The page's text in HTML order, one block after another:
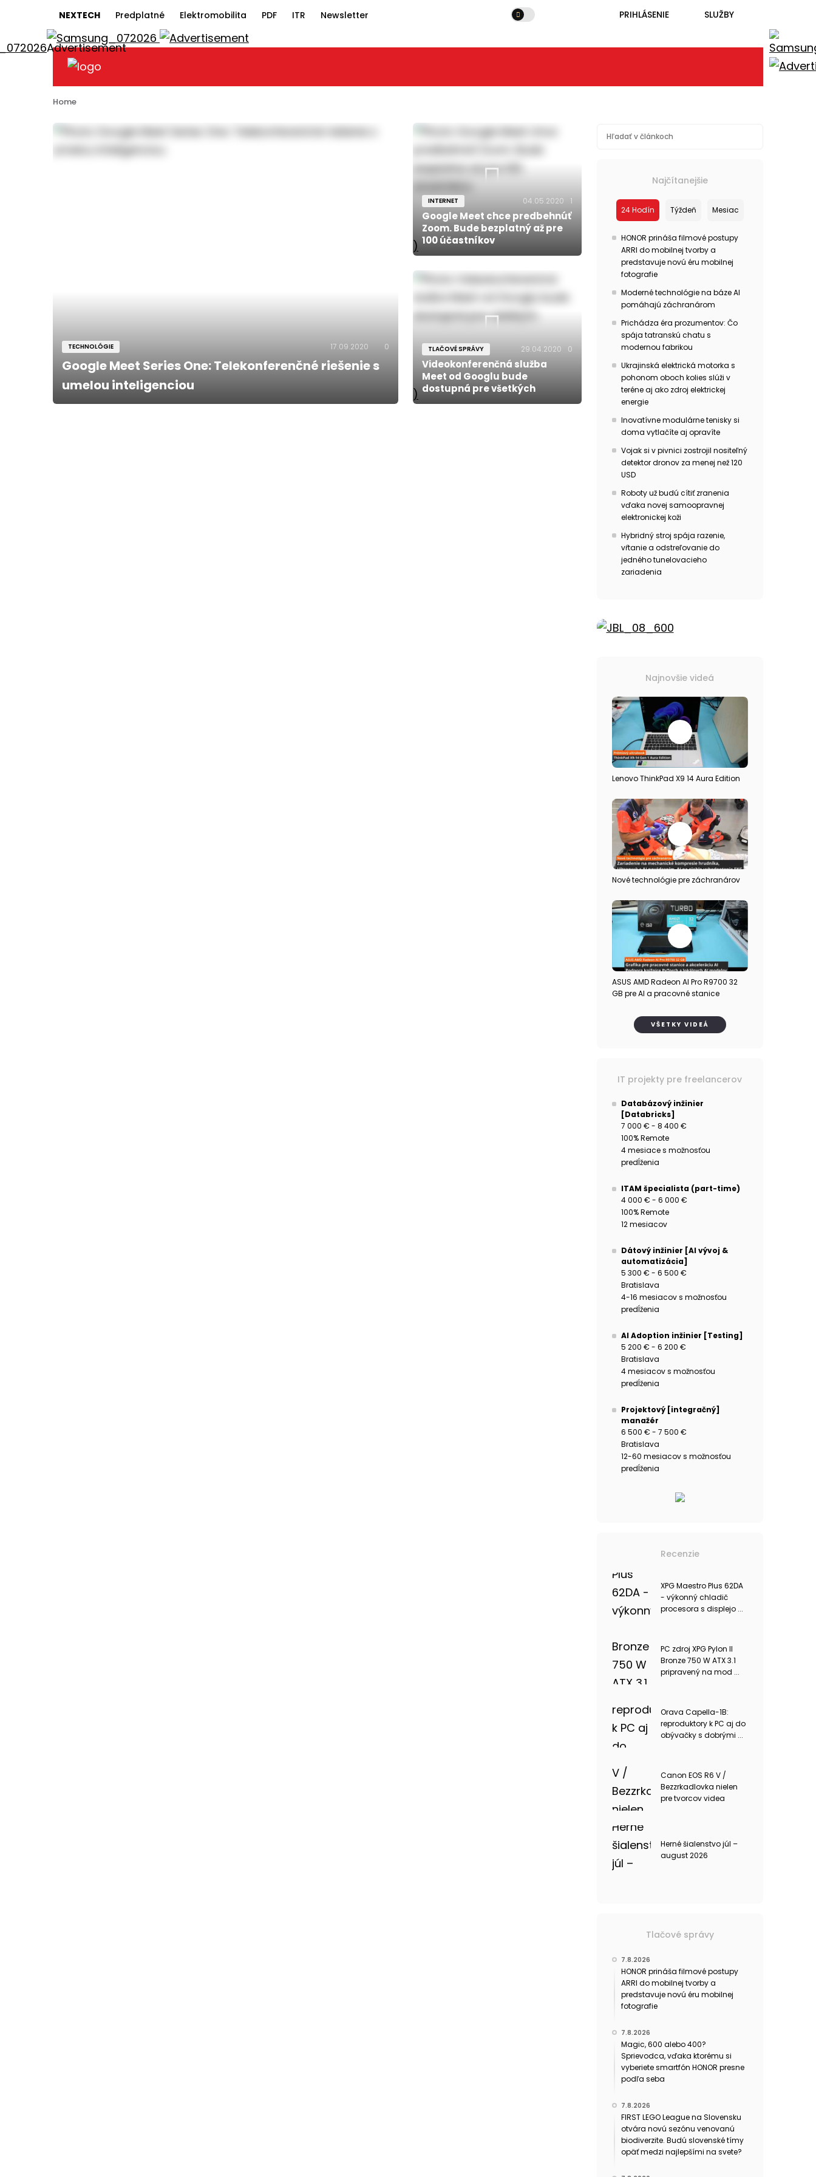
NEXTECH Predplatné Elektromobilita PDF ITR Newsletter PRIHLÁSENIE SLUŽBY
Home
TECHNOLÓGIE 17.09.2020 0
Google Meet Series One: Telekonferenčné riešenie s
umelou inteligenciou
)
INTERNET 04.05.2020 1
Google Meet chce predbehnúť
Zoom. Bude bezplatný až pre
100 účastníkov
)
TLAČOVÉ SPRÁVY 29.04.2020 0
Videokonferenčná služba
Meet od Googlu bude
dostupná pre všetkých
Najčítanejšie
24 Hodín Týždeň Mesiac
HONOR prináša filmové postupy
ARRI do mobilnej tvorby a
predstavuje novú éru mobilnej
fotografie
Moderné technológie na báze AI
pomáhajú záchranárom
Prichádza éra prozumentov: Čo
spája tatranskú chatu s
modernou fabrikou
Ukrajinská elektrická motorka s
pohonom oboch kolies slúži v
teréne aj ako zdroj elektrickej
energie
Inovatívne modulárne tenisky si
doma vytlačíte aj opravíte
Vojak si v pivnici zostrojil nositeľný
detektor dronov za menej než 120
USD
Roboty už budú cítiť zranenia
vďaka novej samoopravnej
elektronickej koži
Hybridný stroj spája razenie,
vŕtanie a odstreľovanie do
jedného tunelovacieho
zariadenia
Najnovšie videá
Lenovo ThinkPad X9 14 Aura Edition
Nové technológie pre záchranárov
ASUS AMD Radeon AI Pro R9700 32
GB pre AI a pracovné stanice
VŠETKY VIDEÁ
IT projekty pre freelancerov
Databázový inžinier
[Databricks]
7 000 € - 8 400 €
100% Remote
4 mesiace s možnosťou
predĺženia
ITAM špecialista (part-time)
4 000 € - 6 000 €
100% Remote
12 mesiacov
Dátový inžinier [AI vývoj &
automatizácia]
5 300 € - 6 500 €
Bratislava
4-16 mesiacov s možnosťou
predĺženia
AI Adoption inžinier [Testing]
5 200 € - 6 200 €
Bratislava
4 mesiacov s možnosťou
predĺženia
Projektový [integračný]
manažér
6 500 € - 7 500 €
Bratislava
12-60 mesiacov s možnosťou
predĺženia
Recenzie
XPG Maestro Plus 62DA
- výkonný chladič
procesora s displejo ...
PC zdroj XPG Pylon II
Bronze 750 W ATX 3.1
pripravený na mod ...
Orava Capella-1B:
reproduktory k PC aj do
obývačky s dobrými ...
Canon EOS R6 V /
Bezzrkadlovka nielen
pre tvorcov videa
Herné šialenstvo júl –
august 2026
Tlačové správy
7.8.2026
HONOR prináša filmové postupy
ARRI do mobilnej tvorby a
predstavuje novú éru mobilnej
fotografie
7.8.2026
Magic, 600 alebo 400?
Sprievodca, vďaka ktorému si
vyberiete smartfón HONOR presne
podľa seba
7.8.2026
FIRST LEGO League na Slovensku
otvára novú sezónu venovanú
biodiverzite. Budú slovenské tímy
opäť medzi najlepšími na svete?